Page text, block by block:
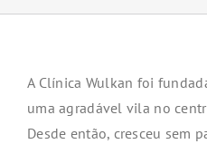
A Clínica Wulkan foi
uma agradável vila no
Desde então, cresceu sem